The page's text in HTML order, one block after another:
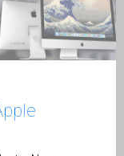
Tablet Repair